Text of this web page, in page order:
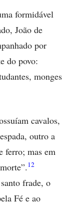
formidável
João de
por
do povo:
monges
cavalos,
outro a
ferro; mas em
12
frade, o
Fé e ao